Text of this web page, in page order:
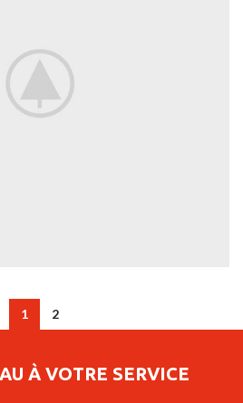
1 2
À VOTRE SERVICE